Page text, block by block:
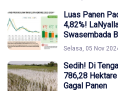
Luas Panen
4,82%!
Swasembada
Selasa, 05 Nov
Sedih! Di
786,28
Gagal Panen